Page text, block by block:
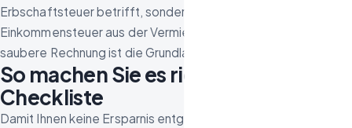
Erbschaftsteuer betrifft, sondern Ihre laufende
Einkommensteuer aus der Vermietung. Auch hier gilt: Eine
saubere Rechnung ist die Grundlage.
So machen Sie es richtig: die
Checkliste
Damit Ihnen keine Ersparnis entgeht, beachten Sie diese